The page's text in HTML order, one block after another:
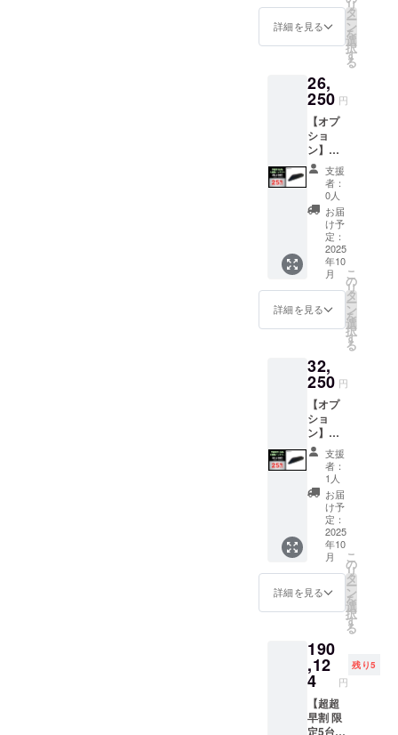
験”の質まで
高める製品
を創造して
日本発のア
ウトドアギ
アを、世界
新しいライ
フスタイル
と価値を提
より豊かな
時間と空間
を皆さまに
お届けしま
そんな精神
をモノづく
りに込め
て、私たち
はプロダク
トを開発し
ています。
常の喧騒か
れ、心と体
を整える。
CAMPNINJA
は、現代人
のための“静
サポートし
あなたにい
注意く
ださい
他法定
表示を
含む）
表示済
み
品本体
は付き
ださい
▼対応
車種 ・
RHINO
B（500
w 原付
一種 電
動バイ
ク） ・
RHINO
B（100
0w 原付
二種 電
動バイ
ク）
組立済
みでの
配送希
望の場
ちらの
オプ
ション
を本体
とあわ
せてご
購入く
ださ
い。 ※
通常の
配送で
は85%
組立済
みのお
届けと
なりま
す。 ※
島への
お届け
にはご
利用で
きませ
ん。 ●
適格請
求書発
行事業
者登録
番号：
あり ※
適格請
求書発
行事業
者登録
番号の
スが必
要な場
合は、
Makuak
eメッ
セージ
詳細を見る
リ
タ
ー
ン
を
選
択
す
る
26,
250 円
【オプ
ショ
ン】
RHINO
B 16Ah
標準
バッテ
リー ●
一般販
売予定
価格：
35,000
円の
25%OF
F ・
イープ
ライ
RHINO
B専用の
16Ah標
準バッ
テリー
です。
※車体に
は16Ah
バッテ
リーを
標準装
備して
いま
す。 ※
電動バ
イク本
一緒に
配送予
定で
す。 ※
予備
バッテ
支援
者：
0人
お届
け予
定：
2025
年10
月
詳細を見る
こ
の
リ
タ
ー
ン
を
選
択
す
る
32,
250 円
【オプ
ショ
ン】
RHINO
B
21.5Ah
大容量
バッテ
リー ●
一般販
売予定
価格：
43,000
円の
25%OF
F ・
ラスミ
ライ
RHINO
B専用の
21.5Ah
大容量
バッテ
支援
者：
1人
お届
け予
定：
2025
年10
月
詳細を見る
こ
の
リ
タ
ー
ン
を
選
択
す
る
190
,12
4 円
残り5
【超超
早割 限
定5台】